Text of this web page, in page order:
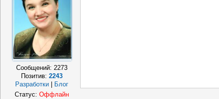
Сообщений: 2273
Позитив: 2243
Разработки | Блог
Статус: Оффлайн